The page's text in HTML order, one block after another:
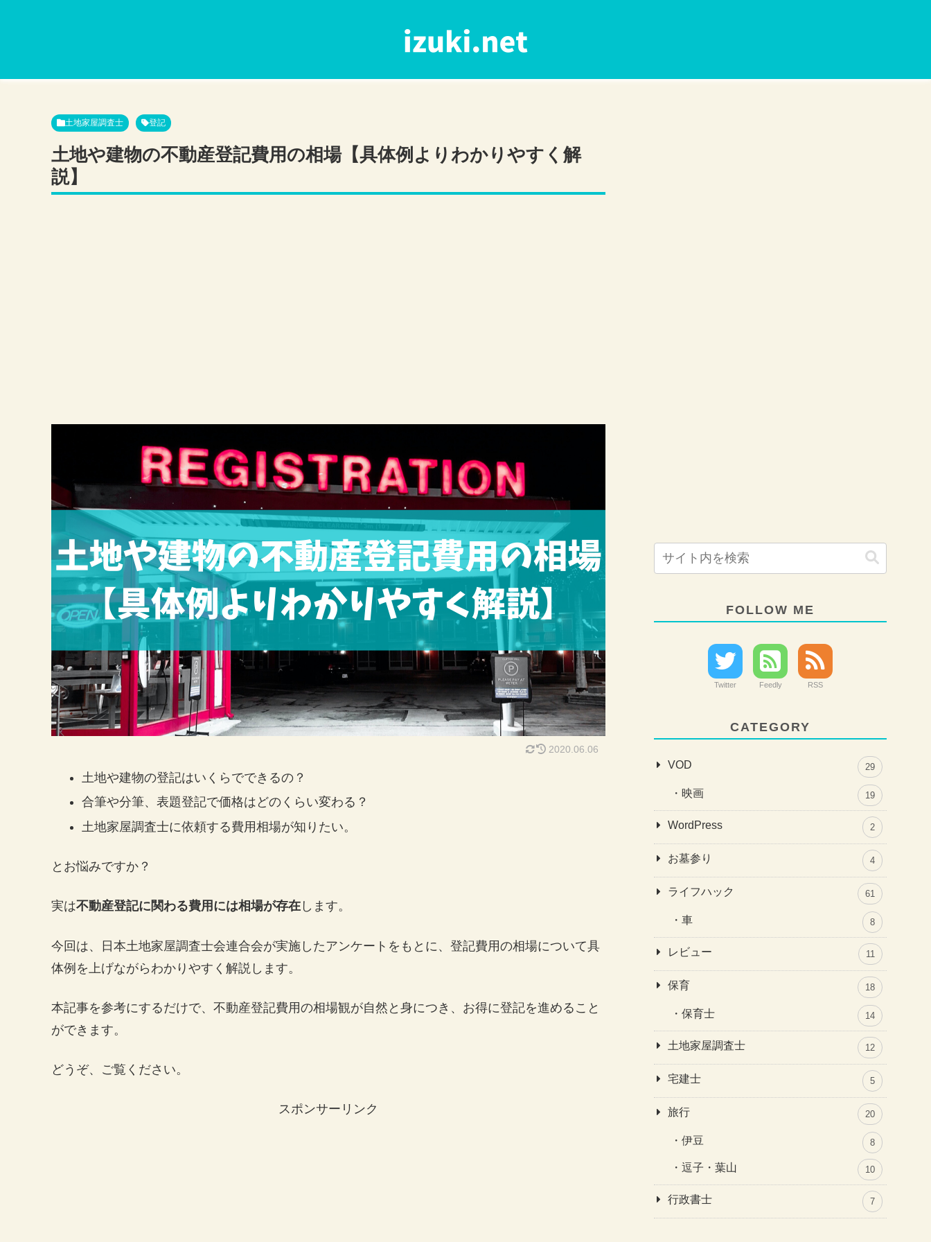
土地家屋調査士 登記
土地や建物の不動産登記費用の相場【具体例よりわかりやすく解
説】
2020.06.06
土地や建物の登記はいくらでできるの？
合筆や分筆、表題登記で価格はどのくらい変わる？
土地家屋調査士に依頼する費用相場が知りたい。
とお悩みですか？
実は不動産登記に関わる費用には相場が存在 します。
今回は、日本土地家屋調査士会連合会が実施したアンケートをもとに、登記費用の相場について具
体例を上げながらわかりやすく解説します。
本記事を参考にするだけで、不動産登記費用の相場観が自然と身につき、お得に登記を進めること
ができます。
どうぞ、ご覧ください。
スポンサーリンク
FOLLOW ME
Twitter Feedly RSS
CATEGORY
VOD 29
映画 19
WordPress 2
お墓参り 4
ライフハック 61
車 8
レビュー 11
保育 18
保育士 14
土地家屋調査士 12
宅建士 5
旅行 20
伊豆 8
逗子・葉山 10
行政書士 7